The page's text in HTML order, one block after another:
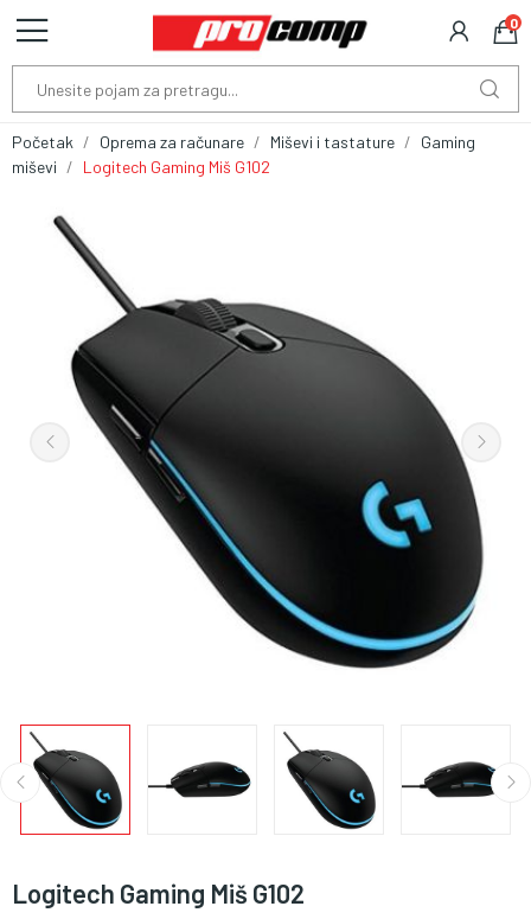
0
Početak Oprema za računare Miševi i tastature
Gaming
miševi
Logitech Gaming Miš G102
Logitech Gaming Miš G102